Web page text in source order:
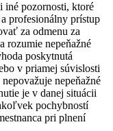
iné pozornosti, ktoré
profesionálny prístup
za odmenu za
rozumie nepeňažné
poskytnutá
v priamej súvislosti
nepeňažné
je v danej situácii
pochybností
pri plnení